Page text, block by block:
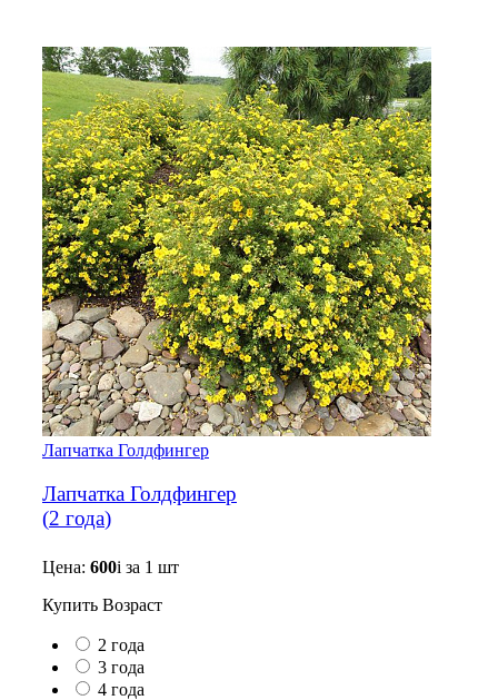
Лапчатка Голдфингер
Лапчатка Голдфингер
(2 года)
Цена: 600i за 1 шт
Купить Возраст
2 года
3 года
4 года